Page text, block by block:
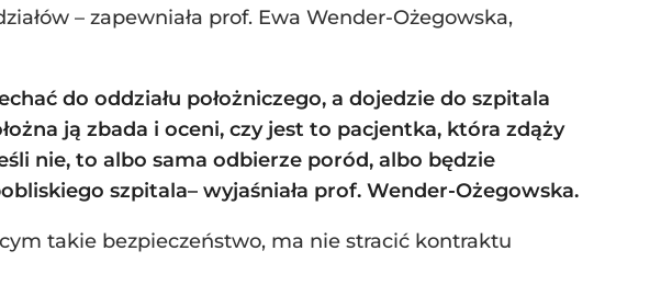
– zapewniała prof. Ewa Wender-Ożegowska,
do oddziału położniczego, a dojedzie do szpitala
ją zbada i oceni, czy jest to pacjentka, która zdąży
nie, to albo sama odbierze poród, albo będzie
szpitala– wyjaśniała prof. Wender-Ożegowska.
takie bezpieczeństwo, ma nie stracić kontraktu